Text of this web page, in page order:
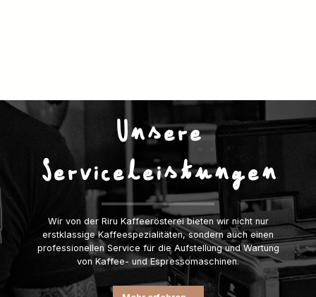
Unsere
Serviceleistungen
Wir von der Riru Kaffeerösterei bieten wir nicht nur
erstklassige Kaffeespezialitäten, sondern auch einen
professionellen Service für die Aufstellung und Wartung
von Kaffee- und Espressomaschinen.